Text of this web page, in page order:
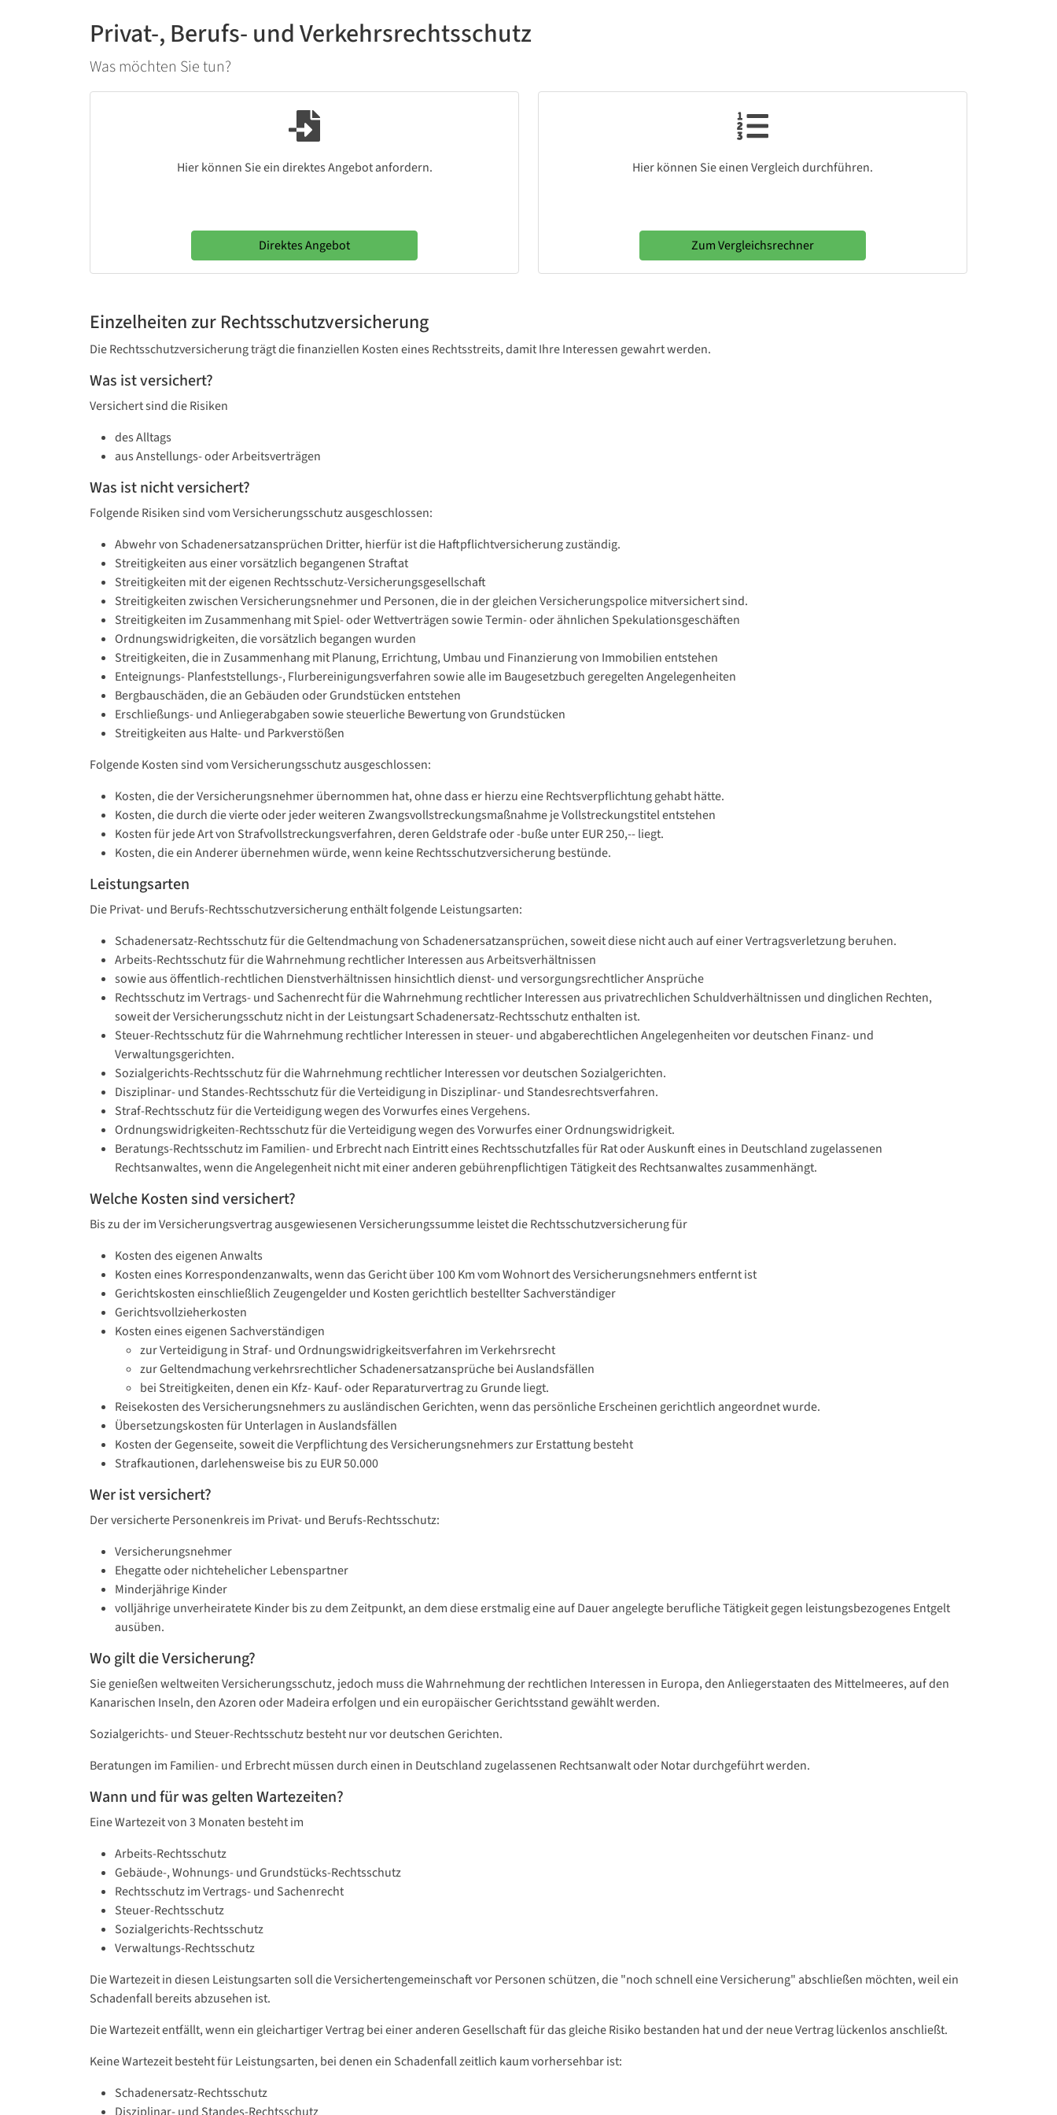
Privat-, Berufs- und Verkehrsrechtsschutz
Was möchten Sie tun?
Hier können Sie ein direktes Angebot anfordern.
Direktes Angebot
Hier können Sie einen Vergleich durchführen.
Zum Vergleichsrechner
Einzelheiten zur Rechtsschutzversicherung
Die Rechtsschutzversicherung trägt die finanziellen Kosten eines Rechtsstreits, damit Ihre Interessen gewahrt werden.
Was ist versichert?
Versichert sind die Risiken
des Alltags
aus Anstellungs- oder Arbeitsverträgen
Was ist nicht versichert?
Folgende Risiken sind vom Versicherungsschutz ausgeschlossen:
Abwehr von Schadenersatzansprüchen Dritter, hierfür ist die Haftpflichtversicherung zuständig.
Streitigkeiten aus einer vorsätzlich begangenen Straftat
Streitigkeiten mit der eigenen Rechtsschutz-Versicherungsgesellschaft
Streitigkeiten zwischen Versicherungsnehmer und Personen, die in der gleichen Versicherungspolice mitversichert sind.
Streitigkeiten im Zusammenhang mit Spiel- oder Wettverträgen sowie Termin- oder ähnlichen Spekulationsgeschäften
Ordnungswidrigkeiten, die vorsätzlich begangen wurden
Streitigkeiten, die in Zusammenhang mit Planung, Errichtung, Umbau und Finanzierung von Immobilien entstehen
Enteignungs- Planfeststellungs-, Flurbereinigungsverfahren sowie alle im Baugesetzbuch geregelten Angelegenheiten
Bergbauschäden, die an Gebäuden oder Grundstücken entstehen
Erschließungs- und Anliegerabgaben sowie steuerliche Bewertung von Grundstücken
Streitigkeiten aus Halte- und Parkverstößen
Folgende Kosten sind vom Versicherungsschutz ausgeschlossen:
Kosten, die der Versicherungsnehmer übernommen hat, ohne dass er hierzu eine Rechtsverpflichtung gehabt hätte.
Kosten, die durch die vierte oder jeder weiteren Zwangsvollstreckungsmaßnahme je Vollstreckungstitel entstehen
Kosten für jede Art von Strafvollstreckungsverfahren, deren Geldstrafe oder -buße unter EUR 250,-- liegt.
Kosten, die ein Anderer übernehmen würde, wenn keine Rechtsschutzversicherung bestünde.
Leistungsarten
Die Privat- und Berufs-Rechtsschutzversicherung enthält folgende Leistungsarten:
Schadenersatz-Rechtsschutz für die Geltendmachung von Schadenersatzansprüchen, soweit diese nicht auch auf einer Vertragsverletzung beruhen.
Arbeits-Rechtsschutz für die Wahrnehmung rechtlicher Interessen aus Arbeitsverhältnissen
sowie aus öffentlich-rechtlichen Dienstverhältnissen hinsichtlich dienst- und versorgungsrechtlicher Ansprüche
Rechtsschutz im Vertrags- und Sachenrecht für die Wahrnehmung rechtlicher Interessen aus privatrechlichen Schuldverhältnissen und dinglichen Rechten,
soweit der Versicherungsschutz nicht in der Leistungsart Schadenersatz-Rechtsschutz enthalten ist.
Steuer-Rechtsschutz für die Wahrnehmung rechtlicher Interessen in steuer- und abgaberechtlichen Angelegenheiten vor deutschen Finanz- und
Verwaltungsgerichten.
Sozialgerichts-Rechtsschutz für die Wahrnehmung rechtlicher Interessen vor deutschen Sozialgerichten.
Disziplinar- und Standes-Rechtsschutz für die Verteidigung in Disziplinar- und Standesrechtsverfahren.
Straf-Rechtsschutz für die Verteidigung wegen des Vorwurfes eines Vergehens.
Ordnungswidrigkeiten-Rechtsschutz für die Verteidigung wegen des Vorwurfes einer Ordnungswidrigkeit.
Beratungs-Rechtsschutz im Familien- und Erbrecht nach Eintritt eines Rechtsschutzfalles für Rat oder Auskunft eines in Deutschland zugelassenen
Rechtsanwaltes, wenn die Angelegenheit nicht mit einer anderen gebührenpflichtigen Tätigkeit des Rechtsanwaltes zusammenhängt.
Welche Kosten sind versichert?
Bis zu der im Versicherungsvertrag ausgewiesenen Versicherungssumme leistet die Rechtsschutzversicherung für
Kosten des eigenen Anwalts
Kosten eines Korrespondenzanwalts, wenn das Gericht über 100 Km vom Wohnort des Versicherungsnehmers entfernt ist
Gerichtskosten einschließlich Zeugengelder und Kosten gerichtlich bestellter Sachverständiger
Gerichtsvollzieherkosten
Kosten eines eigenen Sachverständigen
zur Verteidigung in Straf- und Ordnungswidrigkeitsverfahren im Verkehrsrecht
zur Geltendmachung verkehrsrechtlicher Schadenersatzansprüche bei Auslandsfällen
bei Streitigkeiten, denen ein Kfz- Kauf- oder Reparaturvertrag zu Grunde liegt.
Reisekosten des Versicherungsnehmers zu ausländischen Gerichten, wenn das persönliche Erscheinen gerichtlich angeordnet wurde.
Übersetzungskosten für Unterlagen in Auslandsfällen
Kosten der Gegenseite, soweit die Verpflichtung des Versicherungsnehmers zur Erstattung besteht
Strafkautionen, darlehensweise bis zu EUR 50.000
Wer ist versichert?
Der versicherte Personenkreis im Privat- und Berufs-Rechtsschutz:
Versicherungsnehmer
Ehegatte oder nichtehelicher Lebenspartner
Minderjährige Kinder
volljährige unverheiratete Kinder bis zu dem Zeitpunkt, an dem diese erstmalig eine auf Dauer angelegte berufliche Tätigkeit gegen leistungsbezogenes Entgelt
ausüben.
Wo gilt die Versicherung?
Sie genießen weltweiten Versicherungsschutz, jedoch muss die Wahrnehmung der rechtlichen Interessen in Europa, den Anliegerstaaten des Mittelmeeres, auf den
Kanarischen Inseln, den Azoren oder Madeira erfolgen und ein europäischer Gerichtsstand gewählt werden.
Sozialgerichts- und Steuer-Rechtsschutz besteht nur vor deutschen Gerichten.
Beratungen im Familien- und Erbrecht müssen durch einen in Deutschland zugelassenen Rechtsanwalt oder Notar durchgeführt werden.
Wann und für was gelten Wartezeiten?
Eine Wartezeit von 3 Monaten besteht im
Arbeits-Rechtsschutz
Gebäude-, Wohnungs- und Grundstücks-Rechtsschutz
Rechtsschutz im Vertrags- und Sachenrecht
Steuer-Rechtsschutz
Sozialgerichts-Rechtsschutz
Verwaltungs-Rechtsschutz
Die Wartezeit in diesen Leistungsarten soll die Versichertengemeinschaft vor Personen schützen, die "noch schnell eine Versicherung" abschließen möchten, weil ein
Schadenfall bereits abzusehen ist.
Die Wartezeit entfällt, wenn ein gleichartiger Vertrag bei einer anderen Gesellschaft für das gleiche Risiko bestanden hat und der neue Vertrag lückenlos anschließt.
Keine Wartezeit besteht für Leistungsarten, bei denen ein Schadenfall zeitlich kaum vorhersehbar ist:
Schadenersatz-Rechtsschutz